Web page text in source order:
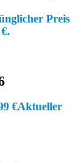
Preis
€Aktueller